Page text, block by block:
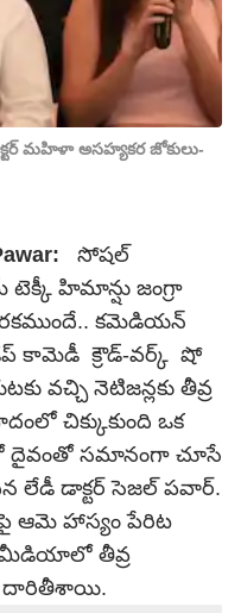
మహిళా అసహ్యకర జోకులు-
సోషల్
టెక్కీ హిమాన్షు జంగ్రా
కమెడియన్
కామెడీ క్రౌడ్-వర్క్ షో
వచ్చి నెటిజన్లకు తీవ్ర
చిక్కుకుంది ఒక
దైవంతో సమానంగా చూసే
లేడీ డాక్టర్ సెజల్ పవార్.
ఆమె హాస్యం పేరిట
మీడియాలో తీవ్ర
దారితీశాయి.